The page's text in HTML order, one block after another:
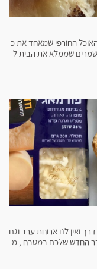
האוכל החורפי שמאחד את כ
שממלא את הבית ל
ואין לנו ארוחת ערב וגם
4 גבינות הם החבר החדש שלכם במטבח , מ